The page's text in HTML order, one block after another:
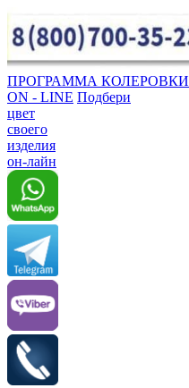
ПРОГРАММА КОЛЕРОВКИ
ON - LINE Подбери
цвет
своего
изделия
он-лайн